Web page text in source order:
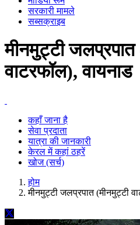
सरकारी मामले
सब्सक्राइब
मीनमुट्टी जलप्रपात
वाटरफॉल), वायनाड
कहाँ जाना है
सेवा प्रदाता
यात्रा की जानकारी
केरल में कहां ठहरें
खोज (सर्च)
होम
मीनमुट्टी जलप्रपात (मीनमुट्टी